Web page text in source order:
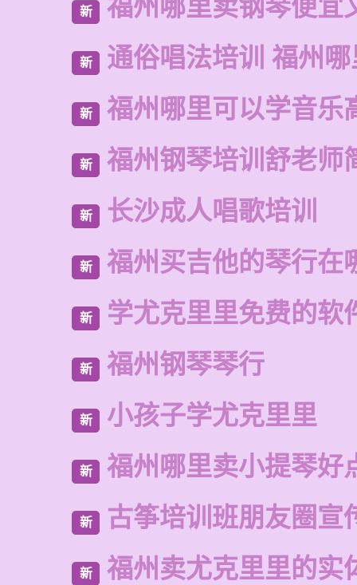
新 福州哪里卖钢琴便宜
新 通俗唱法培训 福州
新 福州哪里可以学音乐
新 福州钢琴培训舒老师
新 长沙成人唱歌培训
新 福州买吉他的琴行在
新 学尤克里里免费的软
新 福州钢琴琴行
新 小孩子学尤克里里
新 福州哪里卖小提琴好
新 古筝培训班朋友圈宣
新 福州卖尤克里里的实